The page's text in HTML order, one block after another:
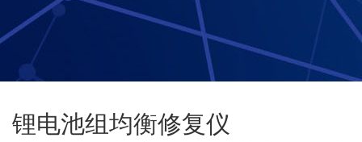
锂电池组均衡修复仪